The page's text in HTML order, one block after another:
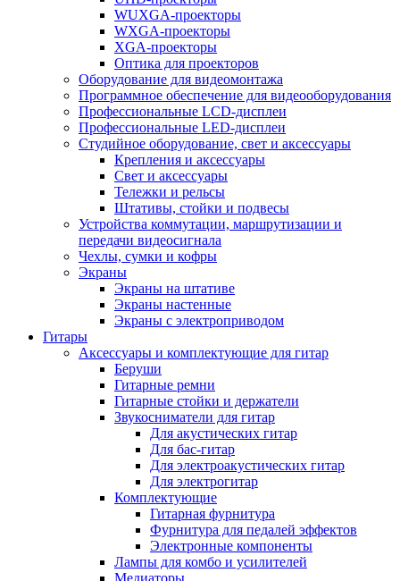
WUXGA-проекторы
WXGA-проекторы
XGA-проекторы
Оптика для проекторов
Оборудование для видеомонтажа
Программное обеспечение для видеооборудования
Профессиональные LCD-дисплеи
Профессиональные LED-дисплеи
Студийное оборудование, свет и аксессуары
Крепления и аксессуары
Свет и аксессуары
Тележки и рельсы
Штативы, стойки и подвесы
Устройства коммутации, маршрутизации и
передачи видеосигнала
Чехлы, сумки и кофры
Экраны
Экраны на штативе
Экраны настенные
Экраны с электроприводом
Гитары
Аксессуары и комплектующие для гитар
Беруши
Гитарные ремни
Гитарные стойки и держатели
Звукосниматели для гитар
Для акустических гитар
Для бас-гитар
Для электроакустических гитар
Для электрогитар
Комплектующие
Гитарная фурнитура
Фурнитура для педалей эффектов
Электронные компоненты
Лампы для комбо и усилителей
Медиаторы